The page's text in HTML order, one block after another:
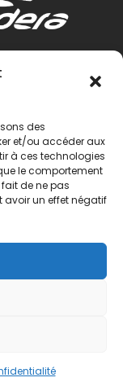
des
et/ou accéder aux
à ces technologies
le comportement
de ne pas
avoir un effet négatif